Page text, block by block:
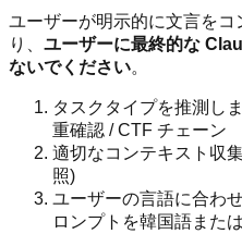
ユーザーが明示的に文言を
り、 ユーザーに最終的な
ないでください。
タスクタイプを推測し
重確認 / CTF チェーン
適切なコンテキスト収
照)
ユーザーの言語に合わ
ロンプトを韓国語また